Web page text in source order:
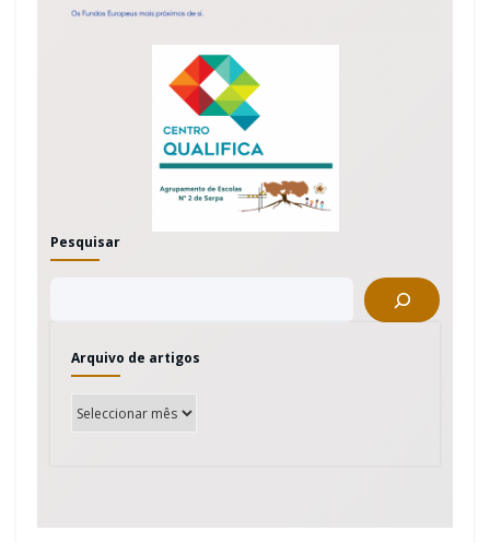
Pesquisar
Arquivo de artigos